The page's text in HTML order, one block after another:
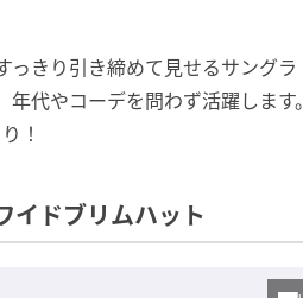
っきり引き締めて見せるサングラ
代やコーデを問わず活躍します。
！
イドブリムハット